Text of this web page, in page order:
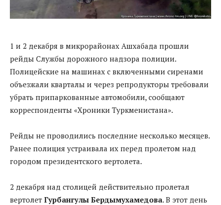
1 и 2 декабря в микрорайонах Ашхабада прошли
рейды Службы дорожного надзора полиции.
Полицейские на машинах с включенными сиренами
объезжали кварталы и через репродукторы требовали
убрать припаркованные автомобили, сообщают
корреспонденты «Хроники Туркменистана».
Рейды не проводились последние несколько месяцев.
Ранее полиция устраивала их перед пролетом над
городом президентского вертолета.
2 декабря над столицей действительно пролетал
вертолет Гурбангулы Бердымухамедова. В этот день